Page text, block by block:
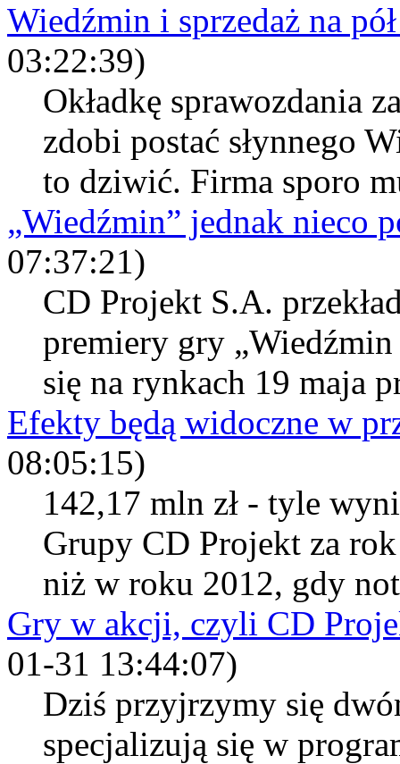
Wiedźmin i sprzedaż na
03:22:39)
Okładkę sprawozdania
zdobi postać słynnego
to dziwić. Firma sporo
„Wiedźmin” jednak nieco
07:37:21)
CD Projekt S.A.
premiery gry
się na rynkach 19 maja
Efekty będą widoczne w
08:05:15)
142,17 mln zł - tyle
Grupy CD Projekt za
niż w roku 2012, gdy
Gry w akcji, czyli CD
01-31 13:44:07)
Dziś przyjrzymy się
specjalizują się w